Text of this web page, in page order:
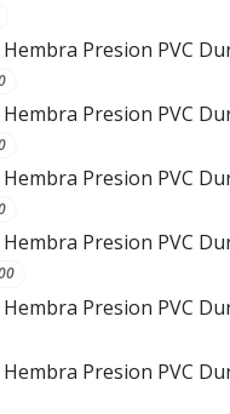
Presion PVC
Presion PVC
Presion PVC
Presion PVC
Presion PVC
Presion PVC